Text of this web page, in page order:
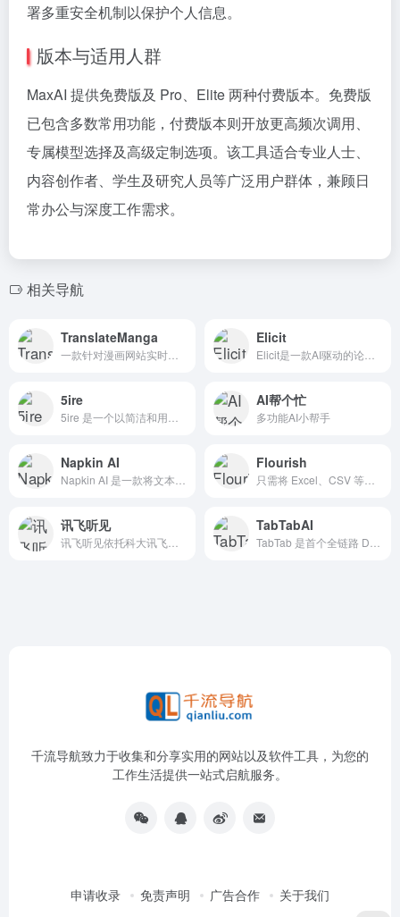
署多重安全机制以保护个人信息。
版本与适用人群
MaxAI 提供免费版及 Pro、Elite 两种付费版本。免费版
已包含多数常用功能，付费版本则开放更高频次调用、
专属模型选择及高级定制选项。该工具适合专业人士、
内容创作者、学生及研究人员等广泛用户群体，兼顾日
常办公与深度工作需求。
相关导航
TranslateManga Elicit
5ire AI帮个忙
多功能AI小帮手
Napkin AI Flourish
讯飞听见 TabTabAI
千流导航致力于收集和分享实用的网站以及软件工具，为您的
工作生活提供一站式启航服务。
申请收录 免责声明 广告合作 关于我们